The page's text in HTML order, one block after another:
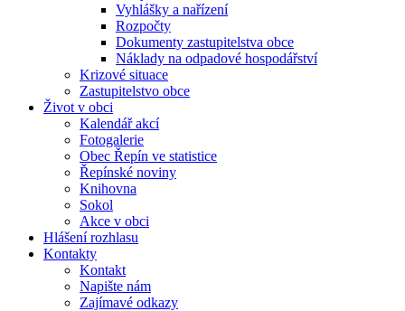
Vyhlášky a nařízení
Rozpočty
Dokumenty zastupitelstva obce
Náklady na odpadové hospodářství
Krizové situace
Zastupitelstvo obce
Život v obci
Kalendář akcí
Fotogalerie
Obec Řepín ve statistice
Řepínské noviny
Knihovna
Sokol
Akce v obci
Hlášení rozhlasu
Kontakty
Kontakt
Napište nám
Zajímavé odkazy